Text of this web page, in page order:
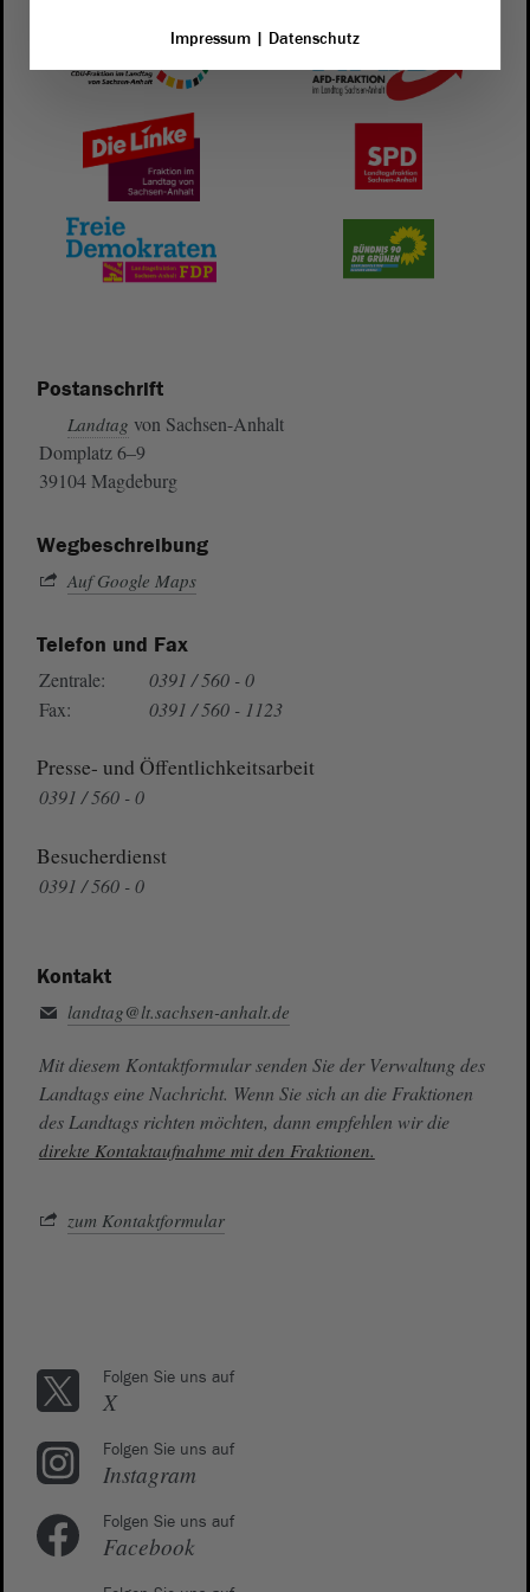
Postanschrift
Landtag von Sachsen-Anhalt
Domplatz 6–9
39104 Magdeburg
Wegbeschreibung
Auf Google Maps
Telefon und Fax
Zentrale:
0391 / 560 - 0
Fax:
0391 / 560 - 1123
Presse- und Öffentlichkeitsarbeit
0391 / 560 - 0
Besucherdienst
0391 / 560 - 0
Kontakt
landtag@lt.sachsen-anhalt.de
Mit diesem Kontaktformular senden Sie der Verwaltung des
Landtags eine Nachricht. Wenn Sie sich an die Fraktionen
des Landtags richten möchten, dann empfehlen wir die
direkte Kontaktaufnahme mit den Fraktionen.
zum Kontaktformular
Folgen Sie uns auf
X
Folgen Sie uns auf
Instagram
Folgen Sie uns auf
Facebook
Impressum| Datenschutz